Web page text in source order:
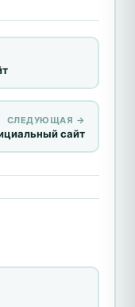
СЛЕДУЮЩАЯ →
сайт